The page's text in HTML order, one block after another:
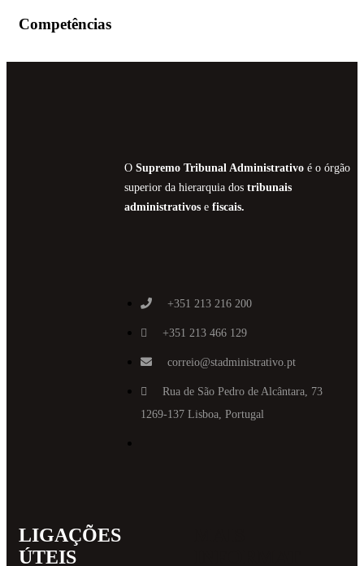
Competências
O Supremo Tribunal Administrativoé o órgão
superior da hierarquia dos tribunais
administrativose fiscais.
+351 213 216 200
+351 213 466 129
correio@stadministrativo.pt
Rua de São Pedro de Alcântara, 73
1269-137 Lisboa, Portugal
LIGAÇÕES
ÚTEIS